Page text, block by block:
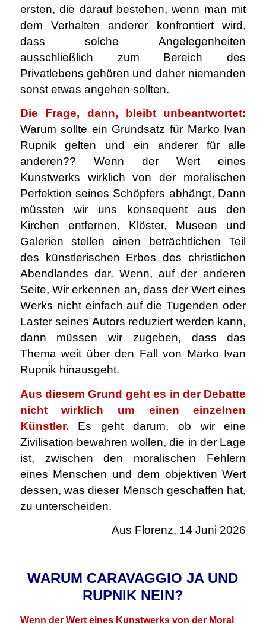
ersten, die darauf bestehen, wenn man mit
dem Verhalten anderer konfrontiert wird,
dass solche Angelegenheiten
ausschließlich zum Bereich des
Privatlebens gehören und daher niemanden
sonst etwas angehen sollten.
Die Frage, dann, bleibt unbeantwortet:
Warum sollte ein Grundsatz für Marko Ivan
Rupnik gelten und ein anderer für alle
anderen?? Wenn der Wert eines
Kunstwerks wirklich von der moralischen
Perfektion seines Schöpfers abhängt, Dann
müssten wir uns konsequent aus den
Kirchen entfernen, Klöster, Museen und
Galerien stellen einen beträchtlichen Teil
des künstlerischen Erbes des christlichen
Abendlandes dar. Wenn, auf der anderen
Seite, Wir erkennen an, dass der Wert eines
Werks nicht einfach auf die Tugenden oder
Laster seines Autors reduziert werden kann,
dann müssen wir zugeben, dass das
Thema weit über den Fall von Marko Ivan
Rupnik hinausgeht.
Aus diesem Grund geht es in der Debatte
nicht wirklich um einen einzelnen
Künstler. Es geht darum, ob wir eine
Zivilisation bewahren wollen, die in der Lage
ist, zwischen den moralischen Fehlern
eines Menschen und dem objektiven Wert
dessen, was dieser Mensch geschaffen hat,
zu unterscheiden.
Aus Florenz, 14 Juni 2026
WARUM CARAVAGGIO JA UND
RUPNIK NEIN?
Wenn der Wert eines Kunstwerks von der Moral